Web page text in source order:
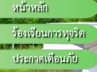
หน้าหลัก
ร้องเรียนการทุจริต
ประกาศเตือนภัย